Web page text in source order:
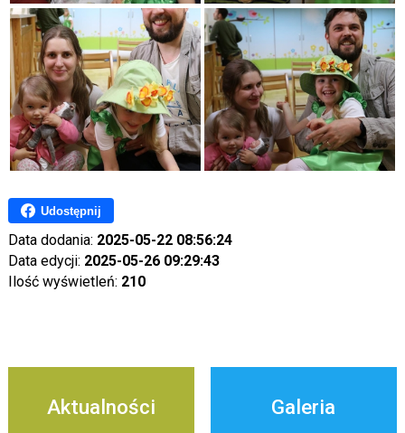
Udostępnij
Data dodania: 2025-05-22 08:56:24
Data edycji: 2025-05-26 09:29:43
Ilość wyświetleń: 210
Aktualności Galeria